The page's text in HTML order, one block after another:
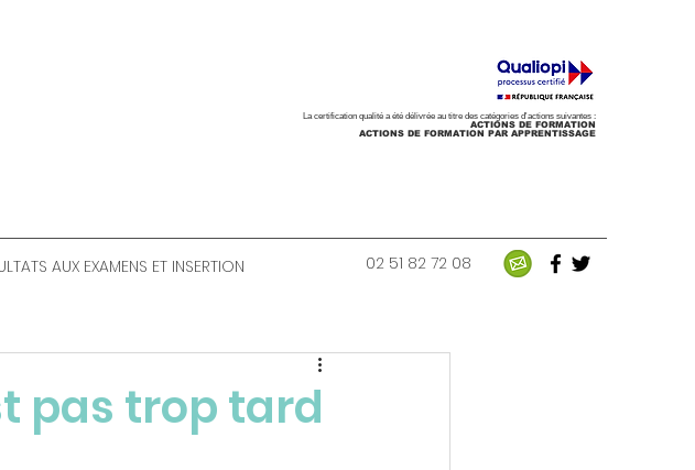
La certification qualité a été délivrée au titre des catégories d'actions suivantes :
ACTIONS DE FORMATION
ACTIONS DE FORMATION PAR APPRENTISSAGE
AUX EXAMENS ET INSERTION 02 51 82 72 08
pas trop tard